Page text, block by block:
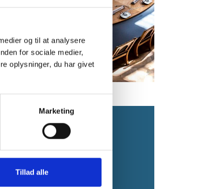
og til at analysere
for sociale medier,
oplysninger, du har givet
Marketing
Tillad alle